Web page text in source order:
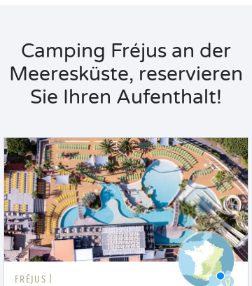
Camping Fréjus an der
Meeresküste, reservieren
Sie Ihren Aufenthalt!
FRÉJUS |